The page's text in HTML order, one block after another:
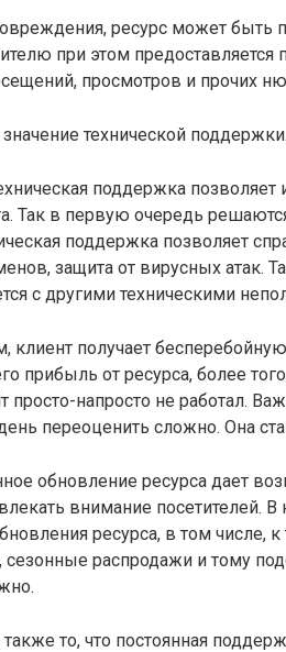
ресурс может
при этом предоставляется
просмотров и прочих
технической поддержки.
поддержка
Так в первую очередь
поддержка позволяет
защита от вирусных атак.
с другими техническими
клиент получает
прибыль от ресурса, более
просто-напросто не работал.
переоценить сложно. Она
обновление ресурса дает
внимание посетителей.
ресурса, в том числе,
сезонные распродажи и тому
то, что постоянная